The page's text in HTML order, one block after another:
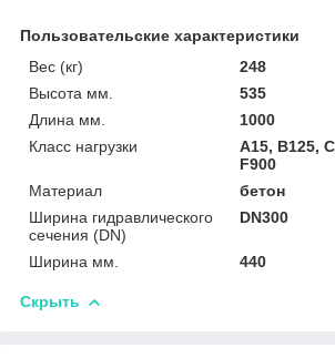
Пользовательские характеристики
Вес (кг)
248
Высота мм.
535
Длина мм.
1000
Класс нагрузки
A15, B125,
F900
Материал
бетон
Ширина гидравлического
сечения (DN)
DN300
Ширина мм. 440
Скрыть